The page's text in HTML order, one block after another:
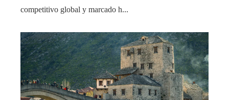
competitivo global y marcado h...